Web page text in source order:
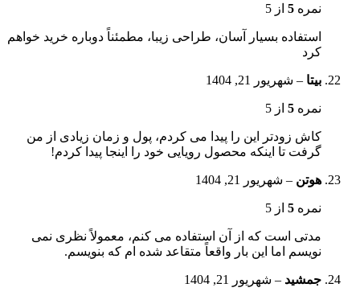
نمره 5 از 5
استفاده بسیار آسان، طراحی زیبا، مطمئناً دوباره خرید خواهم
کرد
بیتا – شهریور 21, 1404
نمره 5 از 5
کاش زودتر این را پیدا می کردم، پول و زمان زیادی از من
گرفت تا اینکه محصول رویایی خود را اینجا پیدا کردم!
هوتن – شهریور 21, 1404
نمره 5 از 5
مدتی است که از آن استفاده می کنم، معمولاً نظری نمی
نویسم اما این بار واقعاً متقاعد شده ام که بنویسم.
جمشید – شهریور 21, 1404